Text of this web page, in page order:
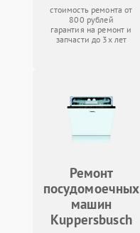
стоимость ремонта от
800 рублей
гарантия на ремонт и
запчасти до 3х лет
Ремонт
посудомоечных
машин
Kuppersbusch